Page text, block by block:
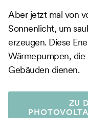
Aber jetzt mal von
Sonnenlicht, um
erzeugen. Diese
Wärmepumpen, die
Gebäuden dienen.
ZU